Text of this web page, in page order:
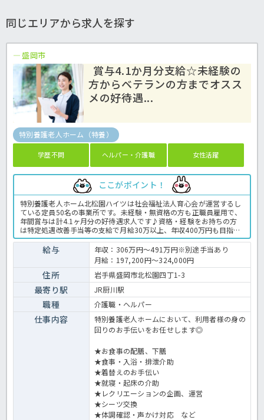
同じエリアから求人を探す
盛岡市
賞与4.1か月分支給☆未経験の
方からベテランの方までオスス
メの好待遇...
特別養護老人ホーム（特養）
学歴不問 ヘルパー・介護職 女性活躍
ここがポイント！
特別養護老人ホーム北松園ハイツは社会福祉法人育心会が運営するし
ている定員50名の事業所です。未経験・無資格の方も正職員雇用で、
年間賞与は計4.1ヶ月分の好待遇求人です♪資格・経験をお持ちの方
は特定処遇改善手当等の支給で月給30万以上、年収400万円も目指せ
るため介護職初めての方～ベテランの方まで幅広くオススメです！介
護休暇や看護休暇の取得実績もあり福利厚生面もバッチリでライフイ
ベントがあっても安心して働ける環境が整っております◎ご興味のあ
る方はお気軽にほっ介護までお問い合わせください！特養での介護業
務全般です。 ＜介護職 正職員 特養の求人＞
給与
年収：306万円～491万円※別途手当あり
月給：197,200円～324,000円
住所 岩手県盛岡市北松園四丁1-3
最寄り駅 JR厨川駅
職種 介護職・ヘルパー
仕事内容
特別養護老人ホームにおいて、利用者様の身の
回りのお手伝いをお任せします◎
★お食事の配膳、下膳
★食事・入浴・排泄介助
★着替えのお手伝い
★就寝・起床の介助
★レクリエーションの企画、運営
★シーツ交換
★体調確認・声かけ対応 など